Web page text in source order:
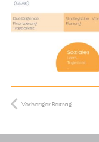
Vorheriger Beitrag